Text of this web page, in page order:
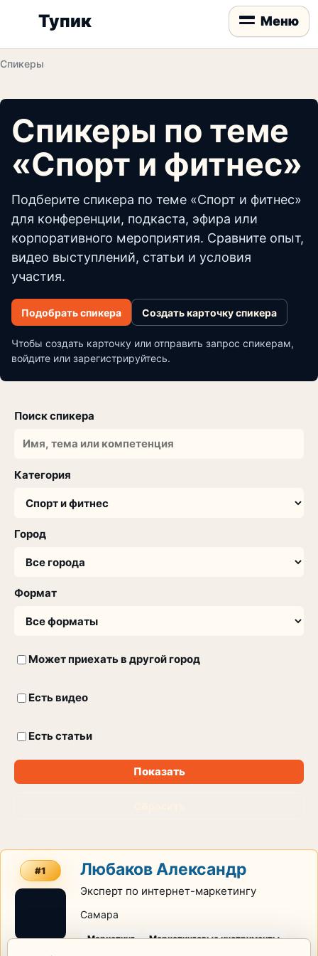
Тупик Меню
Спикеры
Спикеры по теме
«Спорт и фитнес»
Подберите спикера по теме «Спорт и фитнес»
для конференции, подкаста, эфира или
корпоративного мероприятия. Сравните опыт,
видео выступлений, статьи и условия
участия.
Подобрать спикера Создать карточку спикера
Чтобы создать карточку или отправить запрос спикерам,
войдите или зарегистрируйтесь.
Поиск спикера
Категория
Город
Формат
Может приехать в другой город
Есть видео
Есть статьи
Показать
#1 Любаков Александр
Эксперт по интернет-маркетингу
Самара
Маркетинг
Маркетинговые инструменты